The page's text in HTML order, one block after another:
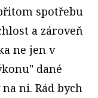
spotřebu
a zároveň
ne jen v
dané
ni. Rád bych